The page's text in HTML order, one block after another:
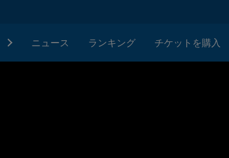
ニュース ランキング チケットを購入